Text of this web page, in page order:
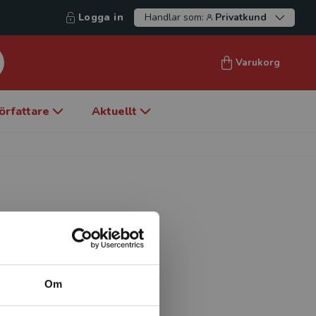
Om
Logga in Handlar som: Privatkund
Varukorg
Aktuellt
som lektor i lärande med
år. Under 2007–2008
förändrade praxis, Örebro